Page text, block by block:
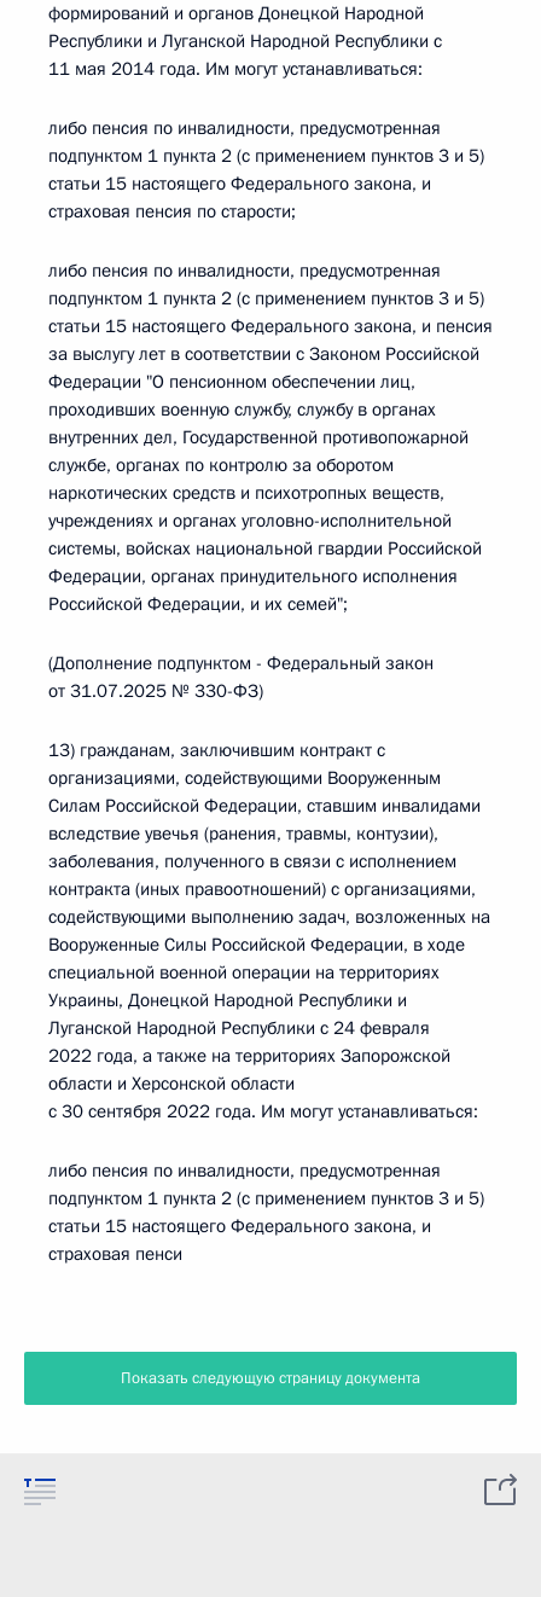
формирований и органов Донецкой Народной
Республики и Луганской Народной Республики с
11 мая 2014 года. Им могут устанавливаться:
либо пенсия по инвалидности, предусмотренная
подпунктом 1 пункта 2 (с применением пунктов 3 и 5)
статьи 15 настоящего Федерального закона, и
страховая пенсия по старости;
либо пенсия по инвалидности, предусмотренная
подпунктом 1 пункта 2 (с применением пунктов 3 и 5)
статьи 15 настоящего Федерального закона, и пенсия
за выслугу лет в соответствии с Законом Российской
Федерации "О пенсионном обеспечении лиц,
проходивших военную службу, службу в органах
внутренних дел, Государственной противопожарной
службе, органах по контролю за оборотом
наркотических средств и психотропных веществ,
учреждениях и органах уголовно-исполнительной
системы, войсках национальной гвардии Российской
Федерации, органах принудительного исполнения
Российской Федерации, и их семей";
(Дополнение подпунктом - Федеральный закон
от 31.07.2025 № 330-ФЗ)
13) гражданам, заключившим контракт с
организациями, содействующими Вооруженным
Силам Российской Федерации, ставшим инвалидами
вследствие увечья (ранения, травмы, контузии),
заболевания, полученного в связи с исполнением
контракта (иных правоотношений) с организациями,
содействующими выполнению задач, возложенных на
Вооруженные Силы Российской Федерации, в ходе
специальной военной операции на территориях
Украины, Донецкой Народной Республики и
Луганской Народной Республики с 24 февраля
2022 года, а также на территориях Запорожской
области и Херсонской области
с 30 сентября 2022 года. Им могут устанавливаться:
либо пенсия по инвалидности, предусмотренная
подпунктом 1 пункта 2 (с применением пунктов 3 и 5)
статьи 15 настоящего Федерального закона, и
страховая пенси
Показать следующую страницу документа